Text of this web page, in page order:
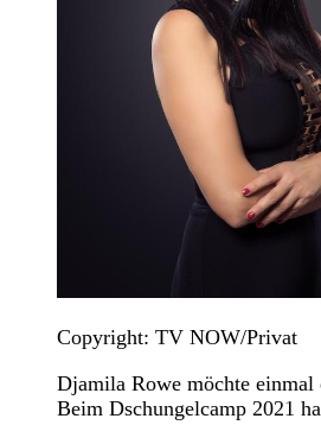
Copyright: TV NOW/Privat
Djamila Rowe möchte einmal
Beim Dschungelcamp 2021